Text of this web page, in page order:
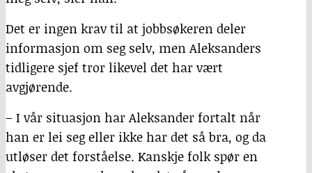
Det er ingen krav til at jobbsøkeren deler
informasjon om seg selv, men Aleksanders
tidligere sjef tror likevel det har vært
avgjørende.
– I vår situasjon har Aleksander fortalt når
han er lei seg eller ikke har det så bra, og da
utløser det forståelse. Kanskje folk spør en